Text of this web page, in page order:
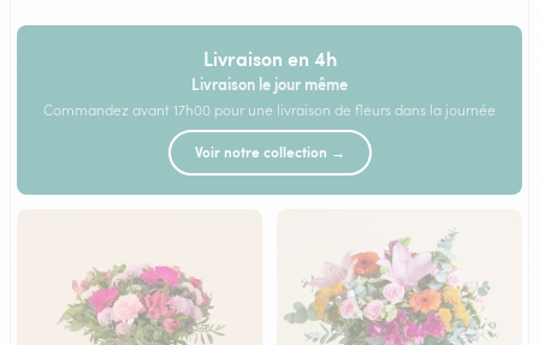
Livraison en 4h
Livraison le jour même
Commandez avant 17h00 pour une livraison de fleurs dans la journée
Voir notre collection →